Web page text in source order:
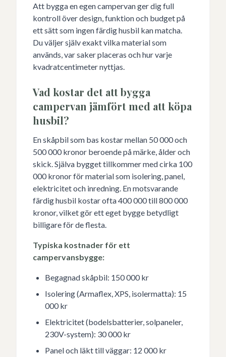
Att bygga en egen campervan ger dig full
kontroll över design, funktion och budget på
ett sätt som ingen färdig husbil kan matcha.
Du väljer själv exakt vilka material som
används, var saker placeras och hur varje
kvadratcentimeter nyttjas.
Vad kostar det att bygga
campervan jämfört med att köpa
husbil?
En skåpbil som bas kostar mellan 50 000 och
500 000 kronor beroende på märke, ålder och
skick. Själva bygget tillkommer med cirka 100
000 kronor för material som isolering, panel,
elektricitet och inredning. En motsvarande
färdig husbil kostar ofta 400 000 till 800 000
kronor, vilket gör ett eget bygge betydligt
billigare för de flesta.
Typiska kostnader för ett
campervansbygge:
Begagnad skåpbil: 150 000 kr
Isolering (Armaflex, XPS, isolermatta): 15
000 kr
Elektricitet (bodelsbatterier, solpaneler,
230V-system): 30 000 kr
Panel och läkt till väggar: 12 000 kr